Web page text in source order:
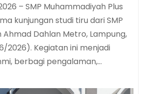
– SMP Muhammadiyah Plus
kunjungan studi tiru dari SMP
Dahlan Metro, Lampung,
2026). Kegiatan ini menjadi
berbagi pengalaman,…